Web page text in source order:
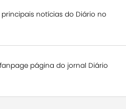
notícias do Diário no
página do jornal Diário